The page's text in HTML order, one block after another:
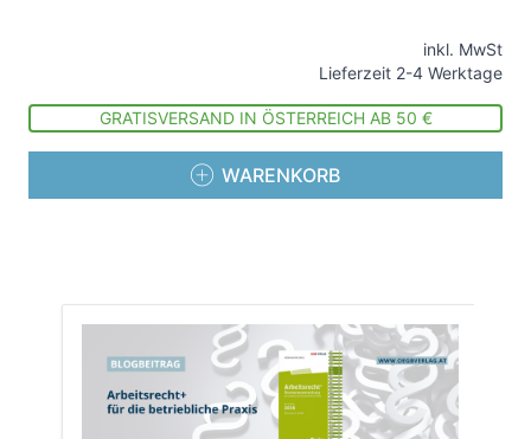
inkl. MwSt
Lieferzeit 2-4 Werktage
GRATISVERSAND IN ÖSTERREICH AB 50 €
WARENKORB